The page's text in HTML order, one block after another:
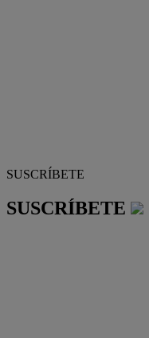
SUSCRÍBETE
SUSCRÍBETE